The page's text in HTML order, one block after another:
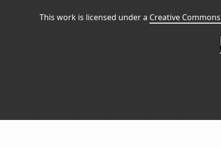
This work is licensed under a Creative